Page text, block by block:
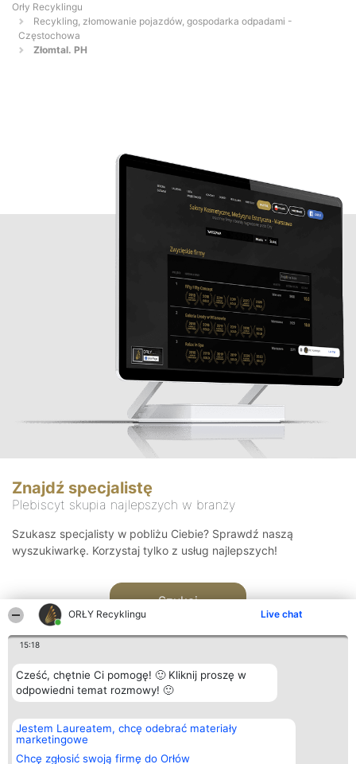
ORŁY Recyklingu Live chat
15:18
Cześć, chętnie Ci pomogę! 🙂 Kliknij proszę w
odpowiedni temat rozmowy! 🙂
Jestem Laureatem, chcę odebrać materiały
marketingowe
Chcę zgłosić swoją firmę do Orłów
Orły Recyklingu
Recykling, złomowanie pojazdów, gospodarka odpadami -
Częstochowa
Złomtal. PH
Znajdź specjalistę
Plebiscyt skupia najlepszych w branży
Szukasz specjalisty w pobliżu Ciebie? Sprawdź naszą
wyszukiwarkę. Korzystaj tylko z usług najlepszych!
Szukaj
Organizator plebiscytu
Bright Side Solutions sp. z o.
o. sp. k.
ul. Ruska 22
Plebiscyt
Laureaci
wszystkich
Kontakt
Kontakt